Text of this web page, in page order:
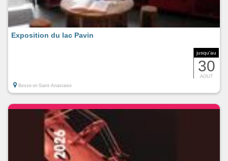
jusqu'au
30
AOUT
Exposition du lac Pavin
Besse-et-Saint-Anastaise